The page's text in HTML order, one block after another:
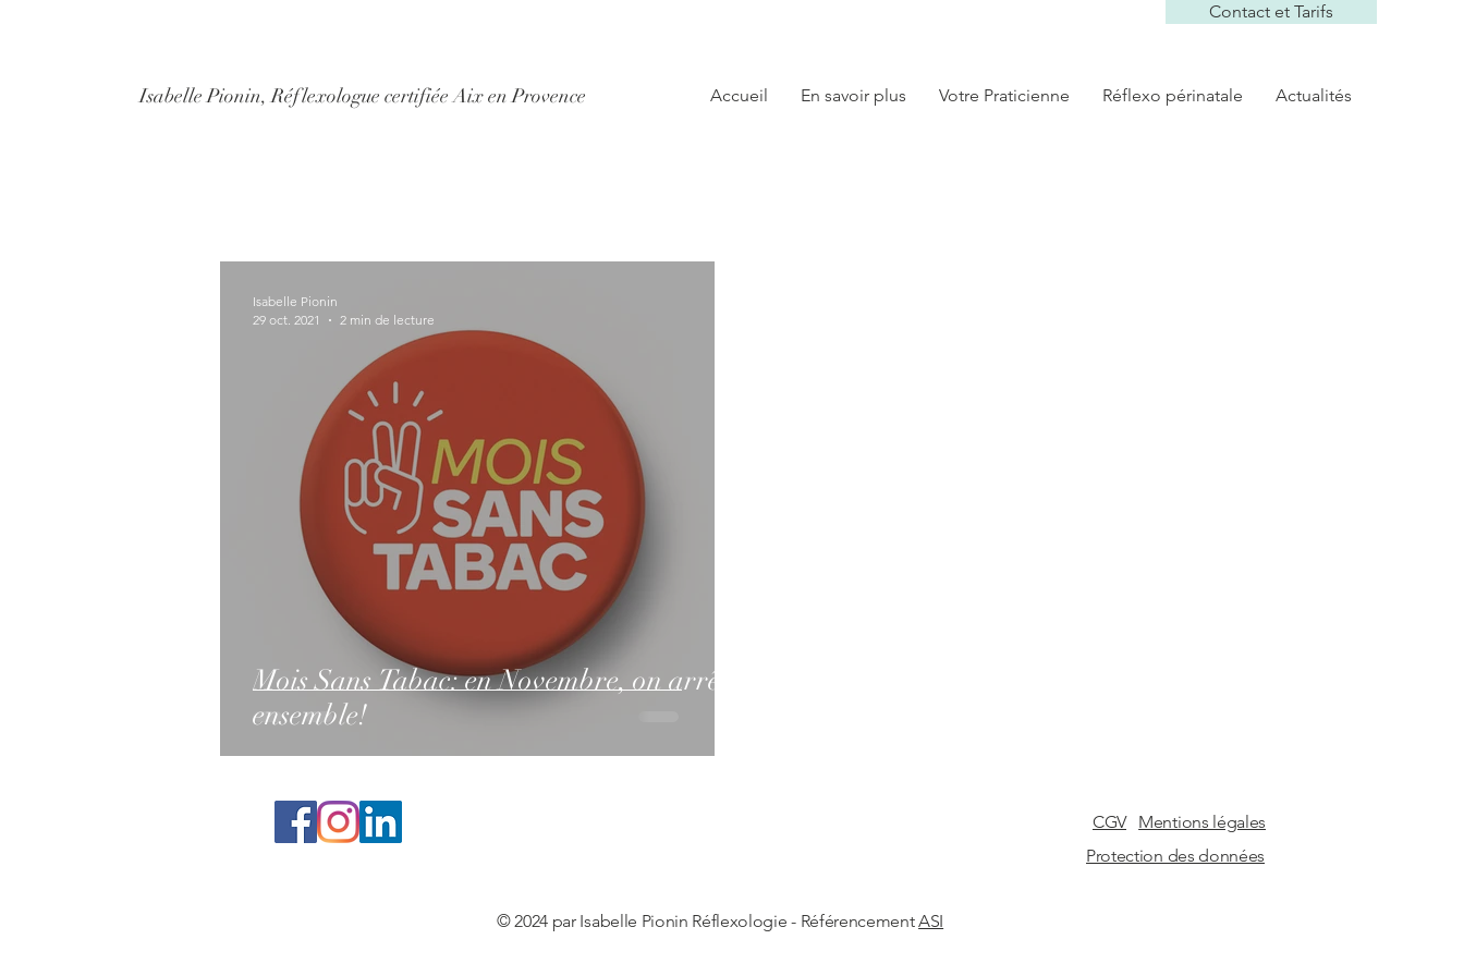
Contact et Tarifs
Accueil En savoir plus Votre Praticienne Réflexo périnatale Actualités
Isabelle Pionin, Réflexologue certifiée Aix en Provence
Mois Sans Tabac: en Novembre, on arrête
ensemble!
Isabelle Pionin
29 oct. 2021
2 min de lecture
CGV
Mentions légales
Protection des données
© 2024 par Isabelle Pionin Réflexologie - RéférencementASI